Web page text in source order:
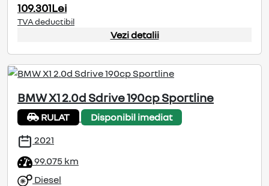
109.301Lei
TVA deductibil
Vezi detalii
BMW X1 2.0d Sdrive 190cp Sportline
RULAT
Disponibil imediat
2021
99.075 km
Diesel